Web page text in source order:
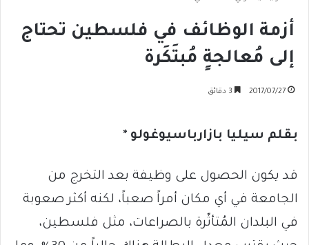
أزمة الوظائف في فلسطين تحتاج
إلى مُعالجةٍ مُبتَكَرة
2017/07/27
بقلم سيليا بازارباسيوغولو *
قد يكون الحصول على وظيفة بعد التخرج من
الجامعة في أي مكان أمراً صعباً، لكنه أكثر صعوبة
في البلدان المُتأثّرة بالصراعات، مثل فلسطين،